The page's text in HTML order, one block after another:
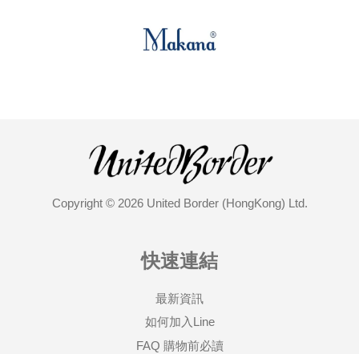
Copyright © 2026 United Border (HongKong) Ltd.
快速連結
最新資訊
如何加入Line
FAQ 購物前必讀